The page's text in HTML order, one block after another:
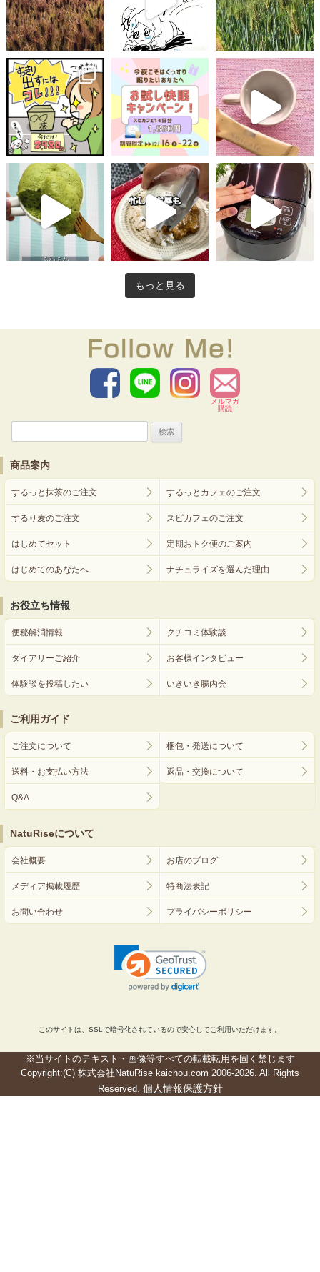
もっと見る
メルマガ
購読
商品案内
するっと抹茶のご注文 するっとカフェのご注文
するり麦のご注文 スピカフェのご注文
はじめてセット 定期おトク便のご案内
はじめてのあなたへ ナチュライズを選んだ理由
お役立ち情報
便秘解消情報 クチコミ体験談
ダイアリーご紹介 お客様インタビュー
体験談を投稿したい いきいき腸内会
ご利用ガイド
ご注文について 梱包・発送について
送料・お支払い方法 返品・交換について
Q&A
NatuRiseについて
会社概要 お店のブログ
メディア掲載履歴 特商法表記
お問い合わせ プライバシーポリシー
このサイトは、SSLで暗号化されているので安心してご利用いただけます。
※当サイトのテキスト・画像等すべての転載転用を固く禁じます
Copyright:(C) 株式会社NatuRise kaichou.com 2006-2026. All Rights
Reserved. 個人情報保護方針